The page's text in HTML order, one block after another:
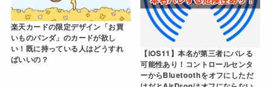
楽天カードの限定デザイン「お買
いものパンダ」のカードが欲し
い！既に持っている人はどうすれ
ばいいの？
【iOS11】本名が第三者にバレる
可能性あり！コントロールセンタ
ーからBluetoothをオフにしただ